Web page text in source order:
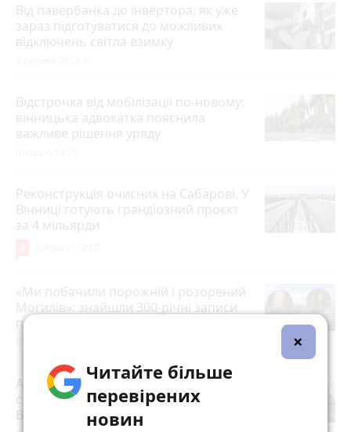
Від павербанка до інвертора: як уже
зараз підготуватися до можливих
відключень світла взимку
Відстрочка від мобілізації по-новому:
вінницька адвокатка пояснила
важливе рішення уряду
Реконструкція очисних на Сабарові. У
Вінниці готують грандіозний проєкт
за 4 мільярди
«Ми побачили порожній і розорений
Могилів»: знайшли 300-річні записи
посла з Данії
Атака росії забрала життя людей на
станції Квітнева: поїзди до
Вінниччини запізнюються
×
Читайте більше
перевірених
новин